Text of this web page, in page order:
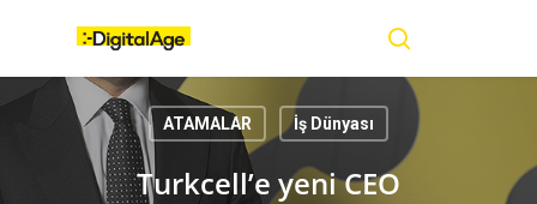
content
ATAMALAR İş Dünyası
Turkcell’e yeni CEO